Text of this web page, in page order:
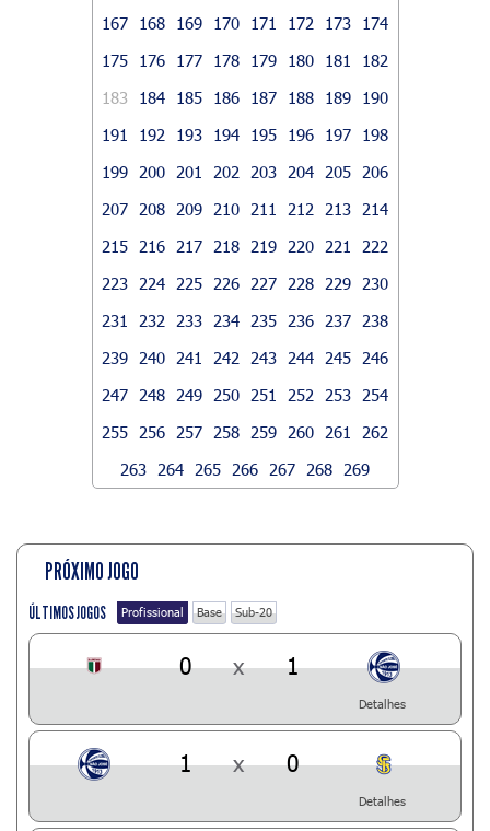
167
168 169 170 171 172 173
174
175
176 177 178 179 180 181
182
183
184 185 186 187 188 189
190
191
192 193 194 195 196 197
198
199
200 201 202 203 204 205
206
207
208 209 210 211 212 213
214
215
216 217 218 219 220 221
222
223
224 225 226 227 228 229
230
231
232 233 234 235 236 237
238
239
240 241 242 243 244 245
246
247
248 249 250 251 252 253
254
255
256 257 258 259 260 261
262
263
264 265 266 267 268 269
PRÓXIMO JOGO
ÚLTIMOS JOGOS Profissional Base Sub-20
0 x 1
Detalhes
1 x 0
Detalhes